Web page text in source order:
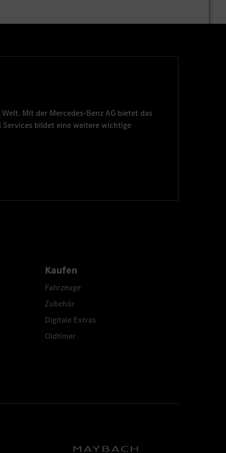
Mit der Mercedes-Benz AG bietet das
Services bildet eine weitere wichtige
Kaufen
Fahrzeuge
Zubehör
Digitale Extras
Oldtimer